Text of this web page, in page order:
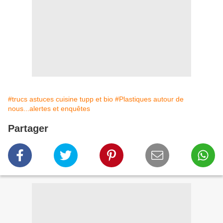
#trucs astuces cuisine tupp et bio #Plastiques autour de
nous...alertes et enquêtes
Partager